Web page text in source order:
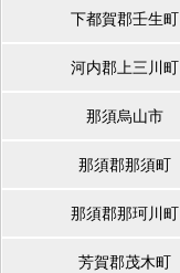
下都賀郡壬生町
河内郡上三川町
那須烏山市
那須郡那須町
那須郡那珂川町
芳賀郡茂木町